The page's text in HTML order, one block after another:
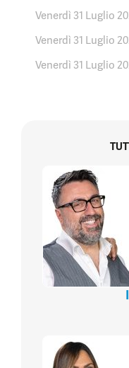
Venerdì 31 Luglio
Venerdì 31 Luglio
Venerdì 31 Luglio